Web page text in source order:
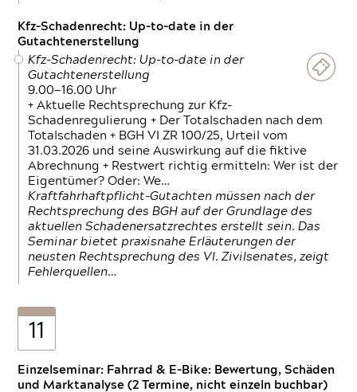
Kfz-Schadenrecht: Up-to-date in der
Gutachtenerstellung
Kfz-Schadenrecht: Up-to-date in der
Gutachtenerstellung
9.00—16.00 Uhr
+ Aktuelle Rechtsprechung zur Kfz-
Schadenregulierung + Der Totalschaden nach dem
Totalschaden + BGH VI ZR 100/25, Urteil vom
31.03.2026 und seine Auswirkung auf die fiktive
Abrechnung + Restwert richtig ermitteln: Wer ist der
Eigentümer? Oder: We…
Kraftfahrhaftpflicht-Gutachten müssen nach der
Rechtsprechung des BGH auf der Grundlage des
aktuellen Schadenersatzrechtes erstellt sein. Das
Seminar bietet praxisnahe Erläuterungen der
neusten Rechtsprechung des VI. Zivilsenates, zeigt
Fehlerquellen…
11
Einzelseminar: Fahrrad & E-Bike: Bewertung, Schäden
und Marktanalyse (2 Termine, nicht einzeln buchbar)